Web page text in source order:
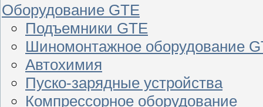
Оборудование GTE
Подъемники GTE
Шиномонтажное оборудование
Автохимия
Пуско-зарядные устройства
Компрессорное оборудование